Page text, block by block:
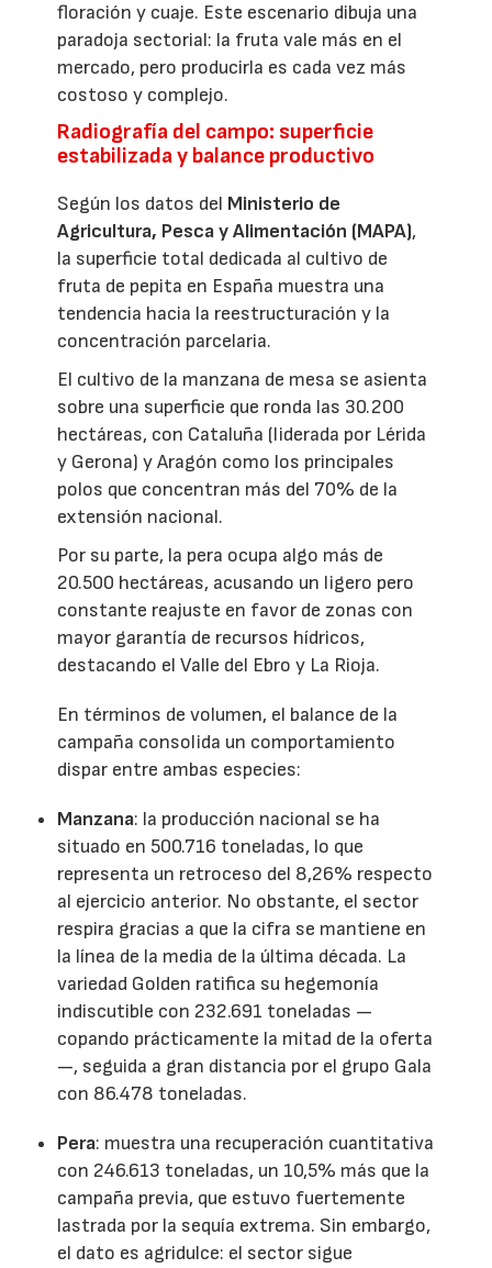
floración y cuaje. Este escenario dibuja una
paradoja sectorial: la fruta vale más en el
mercado, pero producirla es cada vez más
costoso y complejo.
Radiografía del campo: superficie
estabilizada y balance productivo
Según los datos del Ministerio de
Agricultura, Pesca y Alimentación (MAPA),
la superficie total dedicada al cultivo de
fruta de pepita en España muestra una
tendencia hacia la reestructuración y la
concentración parcelaria.
El cultivo de la manzana de mesa se asienta
sobre una superficie que ronda las 30.200
hectáreas, con Cataluña (liderada por Lérida
y Gerona) y Aragón como los principales
polos que concentran más del 70% de la
extensión nacional.
Por su parte, la pera ocupa algo más de
20.500 hectáreas, acusando un ligero pero
constante reajuste en favor de zonas con
mayor garantía de recursos hídricos,
destacando el Valle del Ebro y La Rioja.
En términos de volumen, el balance de la
campaña consolida un comportamiento
dispar entre ambas especies:
Manzana: la producción nacional se ha
situado en 500.716 toneladas, lo que
representa un retroceso del 8,26% respecto
al ejercicio anterior. No obstante, el sector
respira gracias a que la cifra se mantiene en
la línea de la media de la última década. La
variedad Golden ratifica su hegemonía
indiscutible con 232.691 toneladas —
copando prácticamente la mitad de la oferta
—, seguida a gran distancia por el grupo Gala
con 86.478 toneladas.
Pera: muestra una recuperación cuantitativa
con 246.613 toneladas, un 10,5% más que la
campaña previa, que estuvo fuertemente
lastrada por la sequía extrema. Sin embargo,
el dato es agridulce: el sector sigue